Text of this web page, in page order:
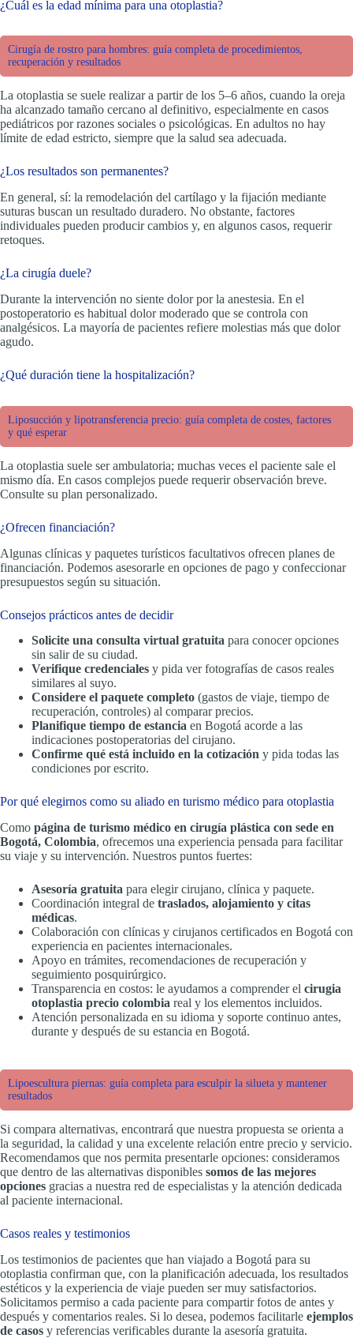
¿Cuál es la edad mínima para una otoplastia?
Cirugía de rostro para hombres: guía completa de procedimientos,
recuperación y resultados
La otoplastia se suele realizar a partir de los 5–6 años, cuando la oreja
ha alcanzado tamaño cercano al definitivo, especialmente en casos
pediátricos por razones sociales o psicológicas. En adultos no hay
límite de edad estricto, siempre que la salud sea adecuada.
¿Los resultados son permanentes?
En general, sí: la remodelación del cartílago y la fijación mediante
suturas buscan un resultado duradero. No obstante, factores
individuales pueden producir cambios y, en algunos casos, requerir
retoques.
¿La cirugía duele?
Durante la intervención no siente dolor por la anestesia. En el
postoperatorio es habitual dolor moderado que se controla con
analgésicos. La mayoría de pacientes refiere molestias más que dolor
agudo.
¿Qué duración tiene la hospitalización?
Liposucción y lipotransferencia precio: guía completa de costes, factores
y qué esperar
La otoplastia suele ser ambulatoria; muchas veces el paciente sale el
mismo día. En casos complejos puede requerir observación breve.
Consulte su plan personalizado.
¿Ofrecen financiación?
Algunas clínicas y paquetes turísticos facultativos ofrecen planes de
financiación. Podemos asesorarle en opciones de pago y confeccionar
presupuestos según su situación.
Consejos prácticos antes de decidir
Solicite una consulta virtual gratuita para conocer opciones
sin salir de su ciudad.
Verifique credenciales y pida ver fotografías de casos reales
similares al suyo.
Considere el paquete completo (gastos de viaje, tiempo de
recuperación, controles) al comparar precios.
Planifique tiempo de estancia en Bogotá acorde a las
indicaciones postoperatorias del cirujano.
Confirme qué está incluido en la cotización y pida todas las
condiciones por escrito.
Por qué elegirnos como su aliado en turismo médico para otoplastia
Como página de turismo médico en cirugía plástica con sede en
Bogotá, Colombia, ofrecemos una experiencia pensada para facilitar
su viaje y su intervención. Nuestros puntos fuertes:
Asesoría gratuita para elegir cirujano, clínica y paquete.
Coordinación integral de traslados, alojamiento y citas
médicas.
Colaboración con clínicas y cirujanos certificados en Bogotá con
experiencia en pacientes internacionales.
Apoyo en trámites, recomendaciones de recuperación y
seguimiento posquirúrgico.
Transparencia en costos: le ayudamos a comprender el cirugia
otoplastia precio colombia real y los elementos incluidos.
Atención personalizada en su idioma y soporte continuo antes,
durante y después de su estancia en Bogotá.
Lipoescultura piernas: guía completa para esculpir la silueta y mantener
resultados
Si compara alternativas, encontrará que nuestra propuesta se orienta a
la seguridad, la calidad y una excelente relación entre precio y servicio.
Recomendamos que nos permita presentarle opciones: consideramos
que dentro de las alternativas disponibles somos de las mejores
opciones gracias a nuestra red de especialistas y la atención dedicada
al paciente internacional.
Casos reales y testimonios
Los testimonios de pacientes que han viajado a Bogotá para su
otoplastia confirman que, con la planificación adecuada, los resultados
estéticos y la experiencia de viaje pueden ser muy satisfactorios.
Solicitamos permiso a cada paciente para compartir fotos de antes y
después y comentarios reales. Si lo desea, podemos facilitarle ejemplos
de casos y referencias verificables durante la asesoría gratuita.